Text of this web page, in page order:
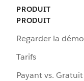
PRODUIT
PRODUIT
Regarder la démo
Tarifs
Payant vs. Gratuit